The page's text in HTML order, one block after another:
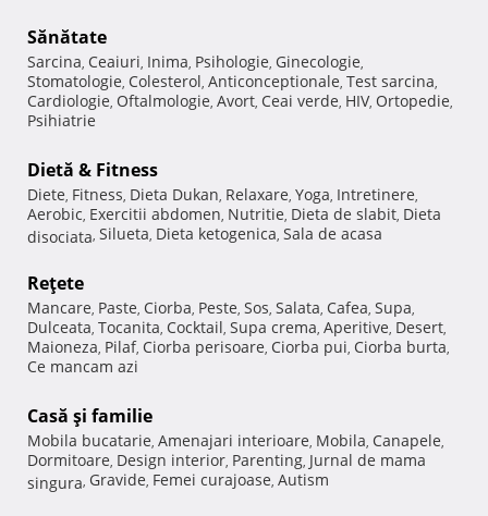
Sănătate
Sarcina, Ceaiuri, Inima, Psihologie, Ginecologie,
Stomatologie, Colesterol, Anticonceptionale, Test sarcina,
Cardiologie, Oftalmologie, Avort, Ceai verde, HIV, Ortopedie,
Psihiatrie
Dietă & Fitness
Diete, Fitness, Dieta Dukan, Relaxare, Yoga, Intretinere,
Aerobic, Exercitii abdomen, Nutritie, Dieta de slabit, Dieta
disociata, Silueta, Dieta ketogenica, Sala de acasa
Reţete
Mancare, Paste, Ciorba, Peste, Sos, Salata, Cafea, Supa,
Dulceata, Tocanita, Cocktail, Supa crema, Aperitive, Desert,
Maioneza, Pilaf, Ciorba perisoare, Ciorba pui, Ciorba burta,
Ce mancam azi
Casă şi familie
Mobila bucatarie, Amenajari interioare, Mobila, Canapele,
Dormitoare, Design interior, Parenting, Jurnal de mama
singura, Gravide, Femei curajoase, Autism